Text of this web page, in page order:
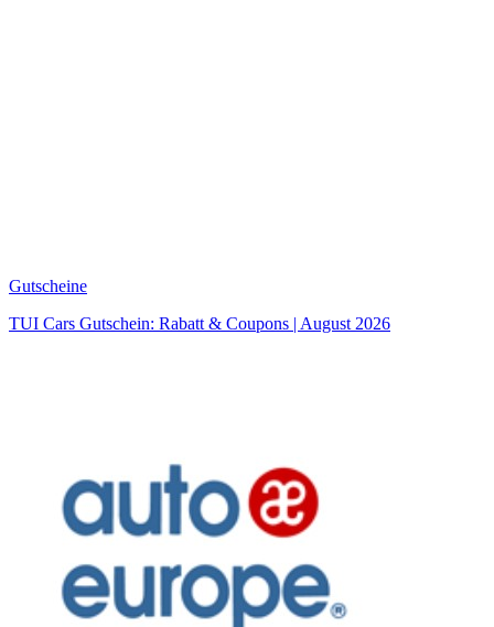
Gutscheine
TUI Cars Gutschein: Rabatt & Coupons | August 2026